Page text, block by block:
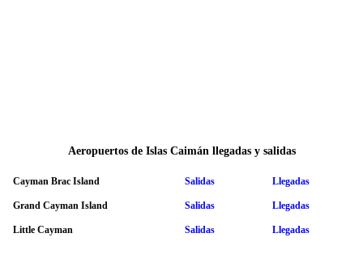
Aeropuertos de Islas Caimán llegadas y salidas
Cayman Brac Island Salidas Llegadas
Grand Cayman Island Salidas Llegadas
Little Cayman Salidas Llegadas